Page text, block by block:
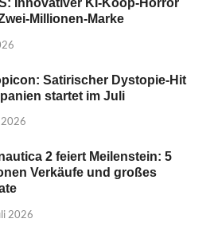
Millionen-Marke
Satirischer Dystopie-Hit
startet im Juli
2026
2 feiert Meilenstein: 5
Verkäufe und großes
2026